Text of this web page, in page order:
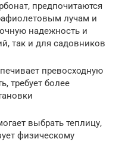
предпочитаются
лучам и
надежность и
так и для садовников
превосходную
требует более
выбрать теплицу,
физическому